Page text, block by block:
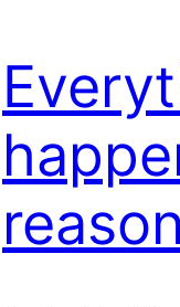
reason